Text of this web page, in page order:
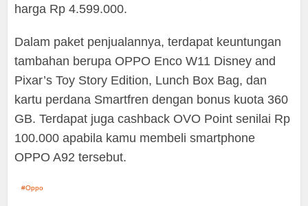
harga Rp 4.599.000.
Dalam paket penjualannya, terdapat keuntungan
tambahan berupa OPPO Enco W11 Disney and
Pixar’s Toy Story Edition, Lunch Box Bag, dan
kartu perdana Smartfren dengan bonus kuota 360
GB. Terdapat juga cashback OVO Point senilai Rp
100.000 apabila kamu membeli smartphone
OPPO A92 tersebut.
Oppo